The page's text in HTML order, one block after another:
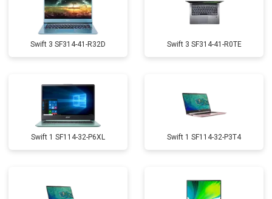
Swift 3 SF314-41-R32D Swift 3 SF314-41-R0TE
Swift 1 SF114-32-P6XL Swift 1 SF114-32-P3T4